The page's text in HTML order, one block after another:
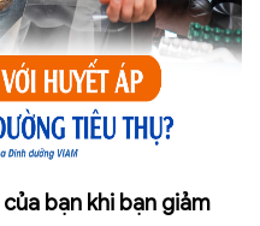
bạn khi bạn giảm